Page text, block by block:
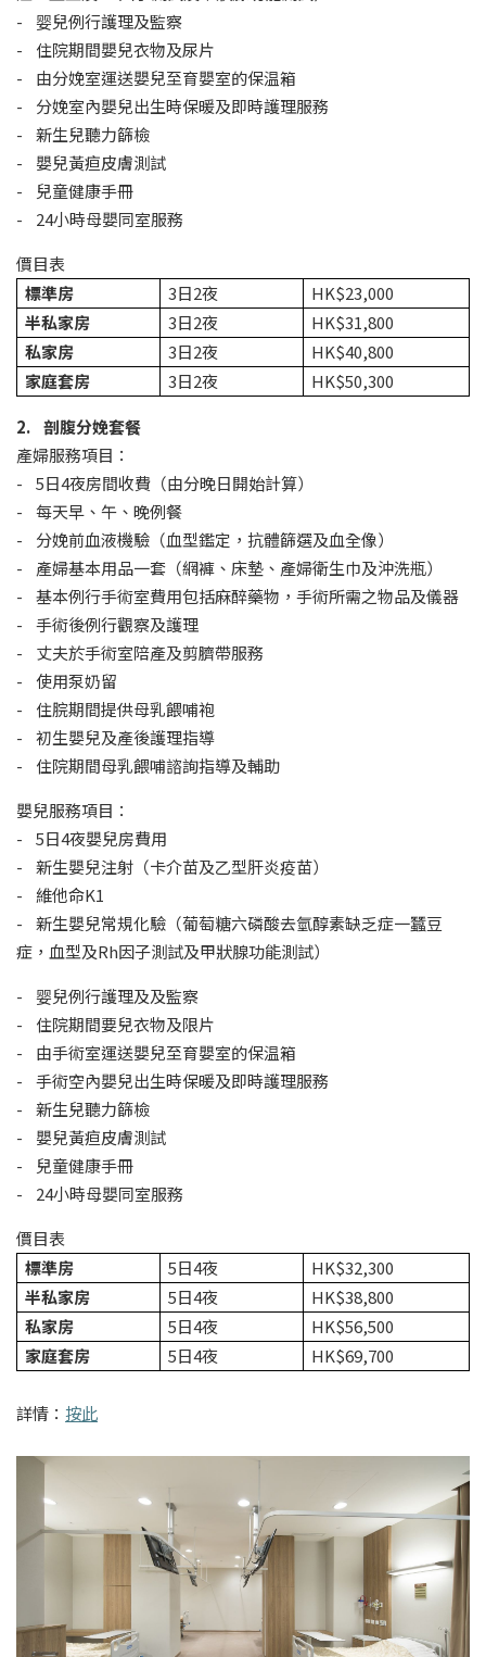
- 婴兒例行護理及監察
- 住院期間嬰兒衣物及尿片
- 由分娩室運送嬰兒至育嬰室的保温箱
- 分娩室內嬰兒出生時保暖及即時護理服務
- 新生兒聽力篩檢
- 嬰兒黃疸皮膚測試
- 兒童健康手冊
- 24小時母嬰同室服務
價目表
標準房
3日2夜
HK$23,000
半私家房
3日2夜
HK$31,800
私家房
3日2夜
HK$40,800
家庭套房
3日2夜
HK$50,300
2. 剖腹分娩套餐
產婦服務項目：
- 5日4夜房間收費（由分晚日開始計算）
- 每天早、午、晚例餐
- 分娩前血液機驗（血型鑑定，抗體篩選及血全像）
- 產婦基本用品一套（網褲、床墊、產婦衛生巾及沖洗瓶）
- 基本例行手術室費用包括麻醉藥物，手術所需之物品及儀器
- 手術後例行觀察及護理
- 丈夫於手術室陪產及剪臍帶服務
- 使用泵奶留
- 住脘期間提供母乳餵哺袍
- 初生嬰兒及產後護理指導
- 住院期間母乳餵哺諮詢指導及輔助
嬰兒服務項目：
- 5日4夜嬰兒房費用
- 新生嬰兒注射（卡介苗及乙型肝炎疫苗）
- 維他命K1
- 新生嬰兒常規化驗（葡萄糖六磷酸去氫醇素缺乏症一蠶豆
症，血型及Rh因子測試及甲狀腺功能測試）
- 婴兒例行護理及及監察
- 住院期間要兒衣物及限片
- 由手術室運送嬰兒至育嬰室的保温箱
- 手術空內嬰兒出生時保暖及即時護理服務
- 新生兒聽力篩檢
- 嬰兒黃疸皮膚測試
- 兒童健康手冊
- 24小時母嬰同室服務
價目表
標準房
5日4夜
HK$32,300
半私家房
5日4夜
HK$38,800
私家房
5日4夜
HK$56,500
家庭套房
5日4夜 HK$69,700
詳情： 按此